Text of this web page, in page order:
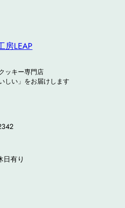
房LEAP
ッキー専門店
しい」をお届けします
日有り